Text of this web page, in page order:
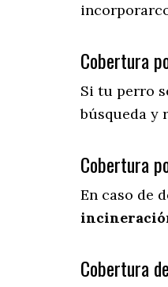
Cobertura
Si tu perro
búsqueda y
Cobertura
En caso de
Cobertura